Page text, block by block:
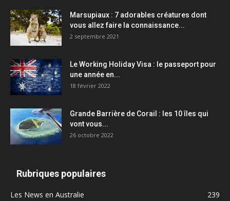
Marsupiaux : 7 adorables créatures dont
vous allez faire la connaissance...
2 septembre 2021
Le Working Holiday Visa : le passeport pour
une année en...
18 février 2022
Grande Barrière de Corail : les 10 îles qui
vont vous...
26 octobre 2022
Rubriques populaires
Les News en Australie
239